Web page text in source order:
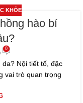
KHỎE
hào bí
0
Nội tiết tố, đặc
vai trò quan trọng